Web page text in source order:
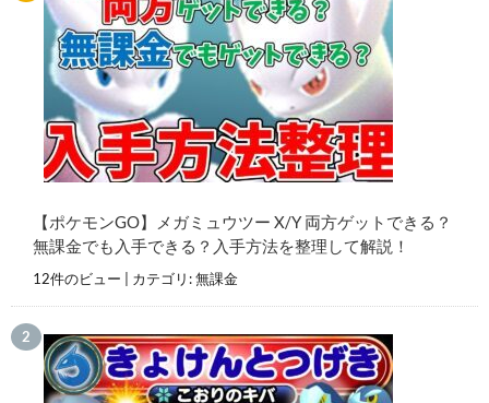
【ポケモンGO】メガミュウツー X/Y 両方ゲットできる？
無課金でも入手できる？入手方法を整理して解説！
12件のビュー カテゴリ:無課金